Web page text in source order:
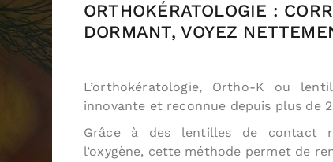
ORTHOKÉRATOLOGIE :
DORMANT, VOYEZ
L’orthokératologie, Ortho-K ou
innovante et reconnue depuis plus de
Grâce à des lentilles de contact
l’oxygène, cette méthode permet de